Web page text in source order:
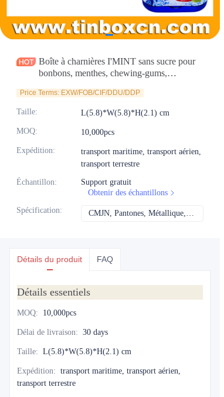
Boîte à charnières I'MINT sans sucre pour
bonbons, menthes, chewing-gums,
Price Terms: EXW/FOB/CIF/DDU/DDP
Taille: L(5.8)*W(5.8)*H(2.1) cm
MOQ: 10,000pcs
Expédition:
transport maritime, transport aérien,
transport terrestre
Échantillon:
Support gratuit
Obtenir des échantillons
Spécification: CMJN, Pantones, Métallique, Couleur de repère, etc.
Détails du produit FAQ
Détails essentiels
MOQ: 10,000pcs
Délai de livraison: 30 days
Taille: L(5.8)*W(5.8)*H(2.1) cm
Expédition: transport maritime, transport aérien,
transport terrestre
Actualités